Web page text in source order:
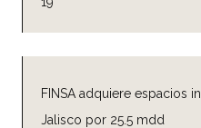
FINSA adquiere espacios
Jalisco por 25.5 mdd